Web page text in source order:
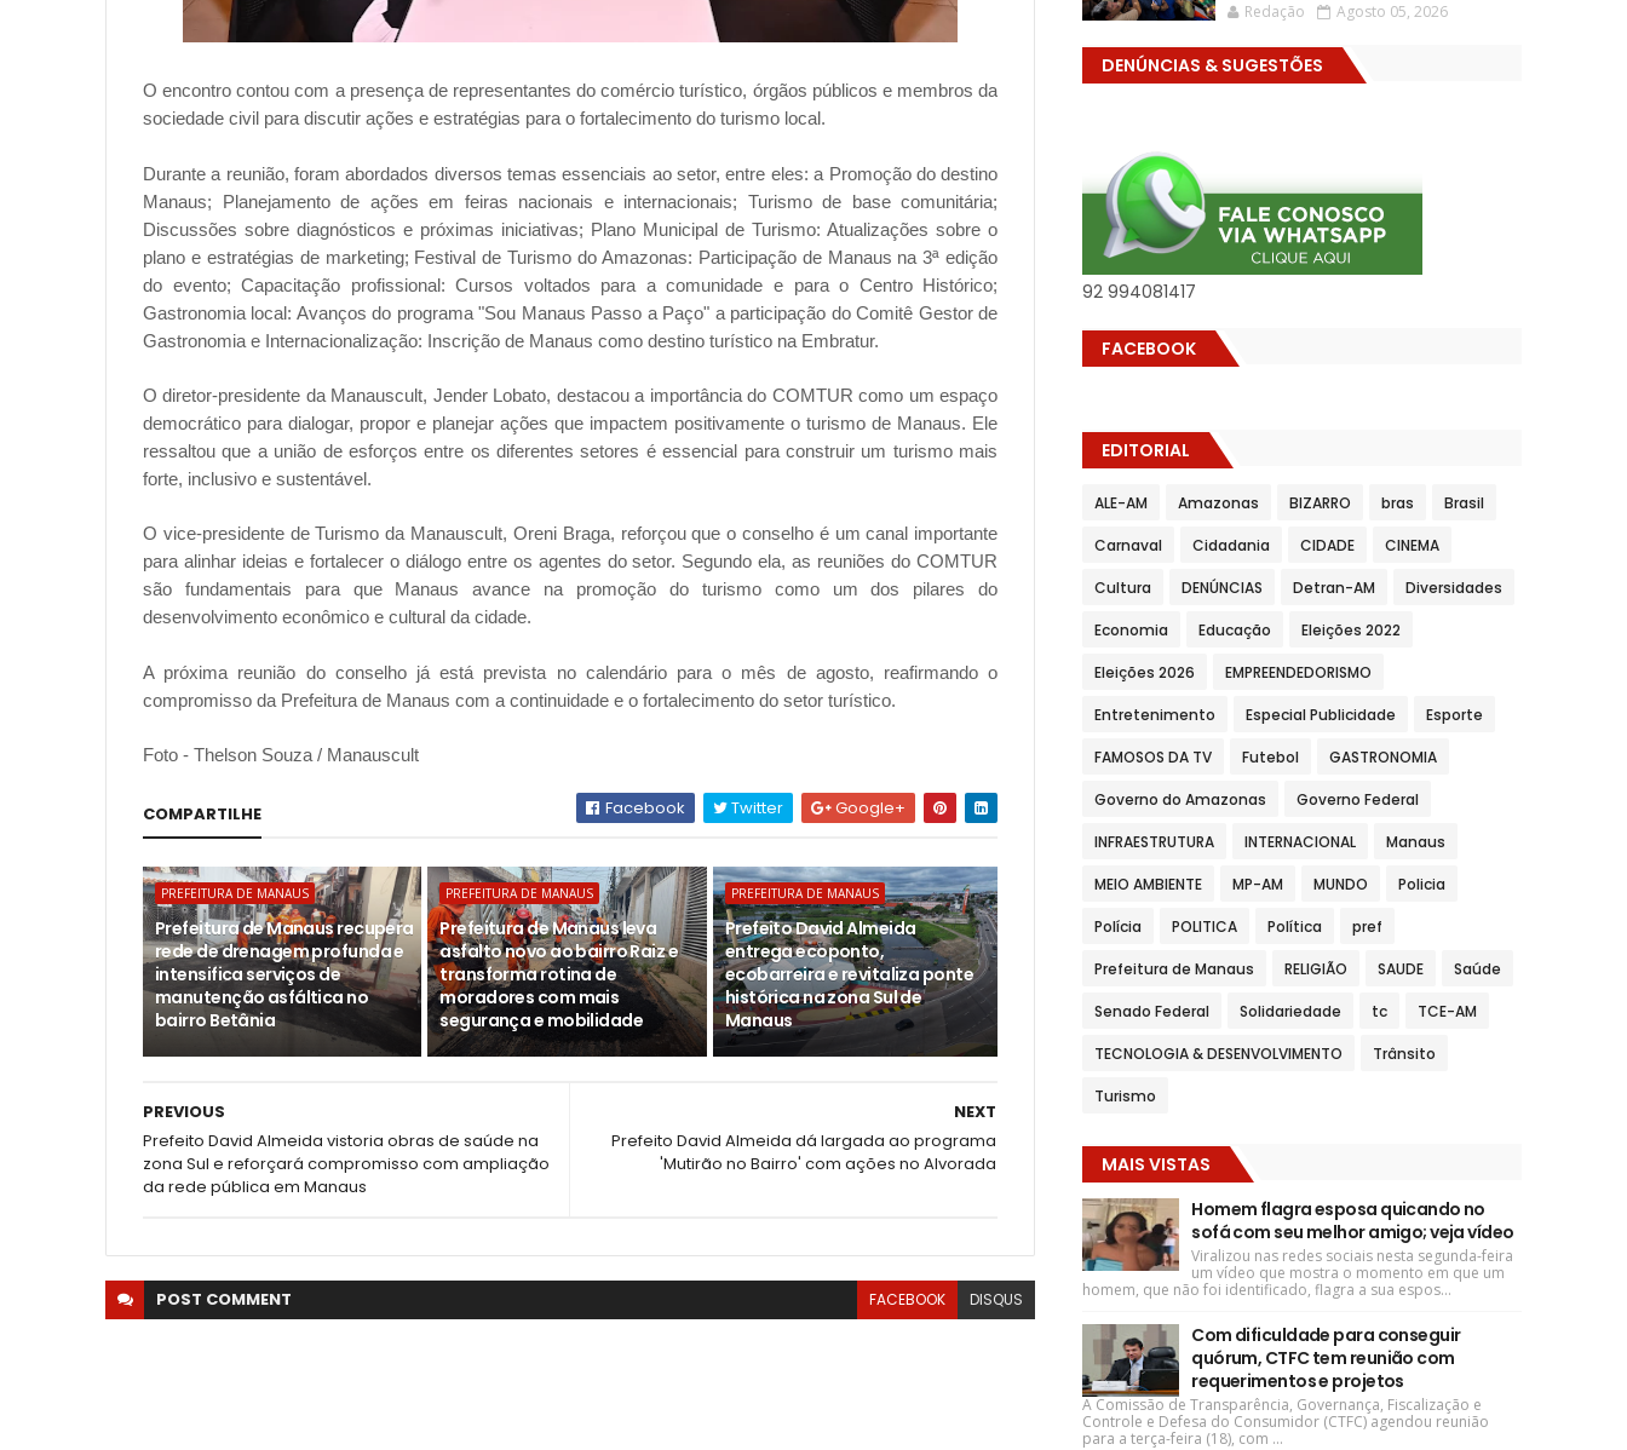
O encontro contou com a presença de representantes do comércio turístico, órgãos públicos e membros da
sociedade civil para discutir ações e estratégias para o fortalecimento do turismo local.
Durante a reunião, foram abordados diversos temas essenciais ao setor, entre eles: a Promoção do destino
Manaus; Planejamento de ações em feiras nacionais e internacionais; Turismo de base comunitária;
Discussões sobre diagnósticos e próximas iniciativas; Plano Municipal de Turismo: Atualizações sobre o
plano e estratégias de marketing; Festival de Turismo do Amazonas: Participação de Manaus na 3ª edição
do evento; Capacitação profissional: Cursos voltados para a comunidade e para o Centro Histórico;
Gastronomia local: Avanços do programa "Sou Manaus Passo a Paço" a participação do Comitê Gestor de
Gastronomia e Internacionalização: Inscrição de Manaus como destino turístico na Embratur.
O diretor-presidente da Manauscult, Jender Lobato, destacou a importância do COMTUR como um espaço
democrático para dialogar, propor e planejar ações que impactem positivamente o turismo de Manaus. Ele
ressaltou que a união de esforços entre os diferentes setores é essencial para construir um turismo mais
forte, inclusivo e sustentável.
O vice-presidente de Turismo da Manauscult, Oreni Braga, reforçou que o conselho é um canal importante
para alinhar ideias e fortalecer o diálogo entre os agentes do setor. Segundo ela, as reuniões do COMTUR
são fundamentais para que Manaus avance na promoção do turismo como um dos pilares do
desenvolvimento econômico e cultural da cidade.
A próxima reunião do conselho já está prevista no calendário para o mês de agosto, reafirmando o
compromisso da Prefeitura de Manaus com a continuidade e o fortalecimento do setor turístico.
Foto - Thelson Souza / Manauscult
COMPARTILHE Facebook Twitter Google+
PREFEITURA DE MANAUS
Prefeitura de Manaus recupera
rede de drenagem profunda e
intensifica serviços de
manutenção asfáltica no
bairro Betânia
PREFEITURA DE MANAUS
Prefeitura de Manaus leva
asfalto novo ao bairro Raiz e
transforma rotina de
moradores com mais
segurança e mobilidade
PREFEITURA DE MANAUS
Prefeito David Almeida
entrega ecoponto,
ecobarreira e revitaliza ponte
histórica na zona Sul de
Manaus
NEXT
Prefeito David Almeida dá largada ao programa
'Mutirão no Bairro' com ações no Alvorada
PREVIOUS
Prefeito David Almeida vistoria obras de saúde na
zona Sul e reforçará compromisso com ampliação
da rede pública em Manaus
POST COMMENT FACEBOOK DISQUS
Redação Agosto 05, 2026
DENÚNCIAS & SUGESTÕES
92 994081417
FACEBOOK
EDITORIAL
ALE-AM Amazonas BIZARRO bras Brasil
Carnaval Cidadania CIDADE CINEMA
Cultura DENÚNCIAS Detran-AM Diversidades
Economia Educação Eleições 2022
Eleições 2026 EMPREENDEDORISMO
Entretenimento Especial Publicidade Esporte
FAMOSOS DA TV Futebol GASTRONOMIA
Governo do Amazonas Governo Federal
INFRAESTRUTURA INTERNACIONAL Manaus
MEIO AMBIENTE MP-AM MUNDO Policia
Polícia POLITICA Política pref
Prefeitura de Manaus RELIGIÃO SAUDE Saúde
Senado Federal Solidariedade tc TCE-AM
TECNOLOGIA & DESENVOLVIMENTO Trânsito
Turismo
MAIS VISTAS
Homem flagra esposa quicando no
sofá com seu melhor amigo; veja vídeo
Viralizou nas redes sociais nesta segunda-feira
um vídeo que mostra o momento em que um
homem, que não foi identificado, flagra a sua espos...
Com dificuldade para conseguir
quórum, CTFC tem reunião com
requerimentos e projetos
A Comissão de Transparência, Governança, Fiscalização e
Controle e Defesa do Consumidor (CTFC) agendou reunião
para a terça-feira (18), com ...